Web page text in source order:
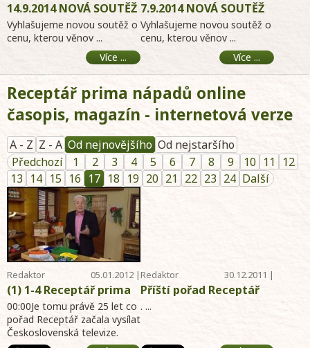
Receptář prima nápadů online
časopis, magazín - internetová verze
A - Z Z - A Od nejnovějšího Od nejstaršího
Předchozí
1 2 3 4 5 6 7 8 9 10 11
12
13 14 15 16 17 18 19 20 21 22 23 24 Další
Redaktor
Telereceptáře
05.01.2012 |
19:02
(1) 1-4 Receptář prima
nápadů online - 25 let
Receptáře - Pokojové
rostliny, novinky - Jak
00:00Je tomu právě 25 let co
pořad Receptář začala vysílat
Československá televize.
Redaktor
Telereceptáře
30.12.2011 |
11:53
Příští pořad Receptář
prima nápadů odvysílá
. ...
14.9.2014 NOVÁ SOUTĚŽ
O PÉŘOVÉ DEKY
Vyhlašujeme novou soutěž o
cenu, kterou věnov ...
Více ...
7.9.2014 NOVÁ SOUTĚŽ
KOVARSON
MODERNIZACE KOTLŮ
Vyhlašujeme novou soutěž o
cenu, kterou věnov ...
Více ...